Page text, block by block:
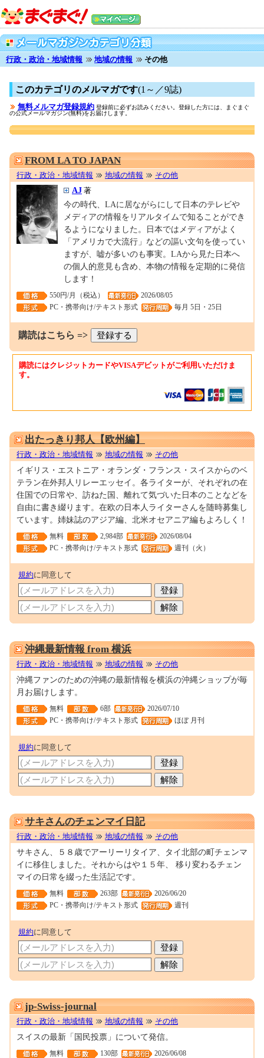
行政・政治・地域情報 地域の情報 その他
このカテゴリのメルマガです(1～／9誌)
無料メルマガ登録規約 登録前に必ずお読みください。登録した方には、まぐまぐ
の公式メールマガジン(無料)をお届けします。
FROM LA TO JAPAN
行政・政治・地域情報 地域の情報 その他
AJ 著
今の時代、LAに居ながらにして日本のテレビや
メディアの情報をリアルタイムで知ることができ
るようになりました。日本ではメディアがよく
「アメリカで大流行」などの謳い文句を使ってい
ますが、嘘が多いのも事実。LAから見た日本へ
の個人的意見も含め、本物の情報を定期的に発信
します！
550円/月（税込）
2026/08/05
PC・携帯向け/テキスト形式
毎月 5日・25日
購読はこちら =>
購読にはクレジットカードやVISAデビットがご利用いただけま
す。
出たっきり邦人【欧州編】
行政・政治・地域情報 地域の情報 その他
イギリス・エストニア・オランダ・フランス・スイスからのベ
テラン在外邦人リレーエッセイ。各ライターが、それぞれの在
住国での日常や、訪ねた国、離れて気づいた日本のことなどを
自由に書き綴ります。在欧の日本人ライターさんを随時募集し
ています。姉妹誌のアジア編、北米オセアニア編もよろしく！
無料 2,984部
2026/08/04
PC・携帯向け/テキスト形式
週刊（火）
規約に同意して
沖縄最新情報 from 横浜
行政・政治・地域情報 地域の情報 その他
沖縄ファンのための沖縄の最新情報を横浜の沖縄ショップが毎
月お届けします。
無料 6部
2026/07/10
PC・携帯向け/テキスト形式
ほぼ 月刊
規約に同意して
サキさんのチェンマイ日記
行政・政治・地域情報 地域の情報 その他
サキさん、５８歳でアーリーリタイア、タイ北部の町チェンマ
イに移住しました。それからはや１５年、 移り変わるチェン
マイの日常を綴った生活記です。
無料 263部
2026/06/20
PC・携帯向け/テキスト形式
週刊
規約に同意して
jp-Swiss-journal
行政・政治・地域情報 地域の情報 その他
スイスの最新「国民投票」について発信。
無料 130部 2026/06/08